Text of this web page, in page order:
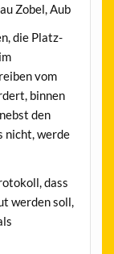
Zobel, Aub
die Platz-
vom
binnen
den
nicht, werde
dass
werden soll,